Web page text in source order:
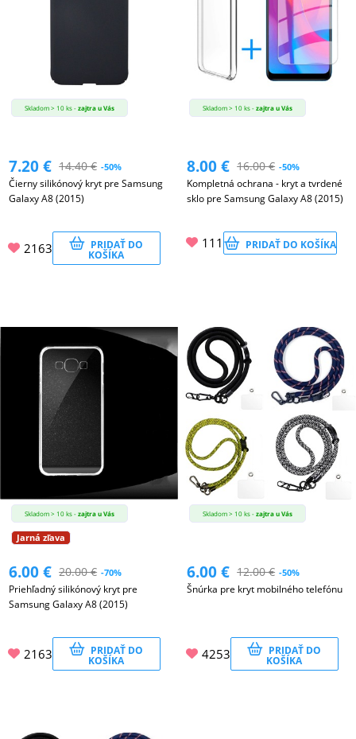
PRE
PRÍSLUŠENSTVO
GAMING
AUTOPRÍSLUŠENSTVO
DOMÁCNOSŤ
POPSOCKETY
HODINKY
Skladom > 10 ks -zajtra u Vás
7.20€ 14.40€ -50%
Čierny silikónový kryt pre Samsung
Galaxy A8 (2015)
2163 PRIDAŤ DO
KOŠÍKA
Skladom > 10 ks -zajtra u Vás
8.00€ 16.00€ -50%
Kompletná ochrana - kryt a tvrdené
sklo pre Samsung Galaxy A8 (2015)
111 PRIDAŤ DO KOŠÍKA
Skladom > 10 ks -zajtra u Vás
Jarná zľava
6.00€ 20.00€ -70%
Priehľadný silikónový kryt pre
Samsung Galaxy A8 (2015)
2163 PRIDAŤ DO
KOŠÍKA
Skladom > 10 ks -zajtra u Vás
6.00€ 12.00€ -50%
Šnúrka pre kryt mobilného telefónu
4253 PRIDAŤ DO
KOŠÍKA